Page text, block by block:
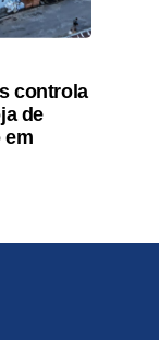
controla
de
em